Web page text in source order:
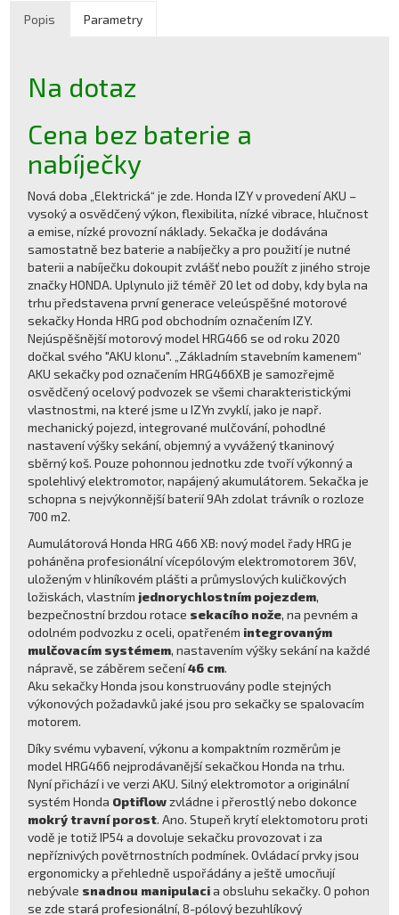
Popis Parametry
Na dotaz
Cena bez baterie a
nabíječky
Nová doba „Elektrická“ je zde. Honda IZY v provedení AKU –
vysoký a osvědčený výkon, flexibilita, nízké vibrace, hlučnost
a emise, nízké provozní náklady. Sekačka je dodávána
samostatně bez baterie a nabíječky a pro použití je nutné
baterii a nabíječku dokoupit zvlášť nebo použít z jiného stroje
značky HONDA. Uplynulo již téměř 20 let od doby, kdy byla na
trhu představena první generace veleúspěšné motorové
sekačky Honda HRG pod obchodním označením IZY.
Nejúspěšnější motorový model HRG466 se od roku 2020
dočkal svého "AKU klonu". „Základním stavebním kamenem“
AKU sekačky pod označením HRG466XB je samozřejmě
osvědčený ocelový podvozek se všemi charakteristickými
vlastnostmi, na které jsme u IZYn zvyklí, jako je např.
mechanický pojezd, integrované mulčování, pohodlné
nastavení výšky sekání, objemný a vyvážený tkaninový
sběrný koš. Pouze pohonnou jednotku zde tvoří výkonný a
spolehlivý elektromotor, napájený akumulátorem. Sekačka je
schopna s nejvýkonnější baterií 9Ah zdolat trávník o rozloze
700 m2.
Aumulátorová Honda HRG 466 XB: nový model řady HRG je
poháněna profesionální vícepólovým elektromotorem 36V,
uloženým v hliníkovém plášti a průmyslových kuličkových
ložiskách, vlastním jednorychlostním pojezdem,
bezpečnostní brzdou rotace sekacího nože, na pevném a
odolném podvozku z oceli, opatřeném integrovaným
mulčovacím systémem, nastavením výšky sekání na každé
nápravě, se záběrem sečení46 cm.
Aku sekačky Honda jsou konstruovány podle stejných
výkonových požadavků jaké jsou pro sekačky se spalovacím
motorem.
Díky svému vybavení, výkonu a kompaktním rozměrům je
model HRG466 nejprodávanější sekačkou Honda na trhu.
Nyní přichází i ve verzi AKU. Silný elektromotor a originální
systém Honda Optiflowzvládne i přerostlý nebo dokonce
mokrý travní porost. Ano. Stupeň krytí elektomotoru proti
vodě je totiž IP54 a dovoluje sekačku provozovat i za
nepříznivých povětrnostních podmínek. Ovládací prvky jsou
ergonomicky a přehledně uspořádány a ještě umocňují
nebývale snadnou manipulacia obsluhu sekačky. O pohon
se zde stará profesionální, 8-pólový bezuhlíkový